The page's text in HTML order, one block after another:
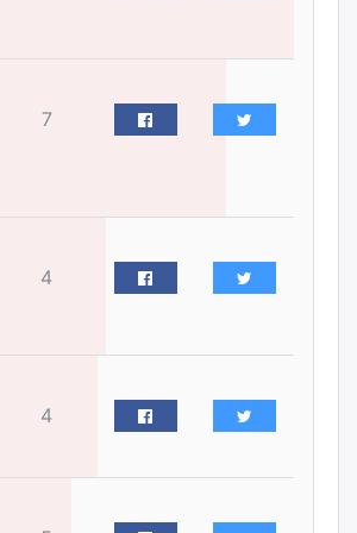
Эрх зүйн үндэслэл нь
COP17 хурлын үеэр 5
дүүргийн 73 цэцэрлэг, 60
Шатахууны хомсдолоос
шалтгаалж аялал жуулчлалын
салбар тэг зогсолтод хүрсэн
7
4
4